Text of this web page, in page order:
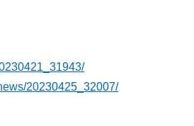
20230425_32007/